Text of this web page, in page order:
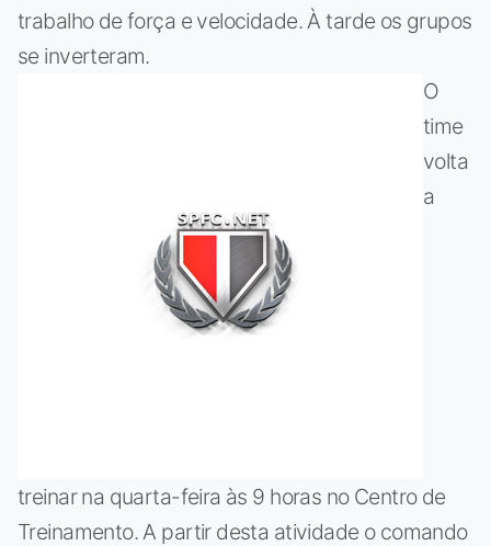
trabalho de força e velocidade. À tarde os grupos
se inverteram.
O
time
volta
a
treinar na quarta-feira às 9 horas no Centro de
Treinamento. A partir desta atividade o comando